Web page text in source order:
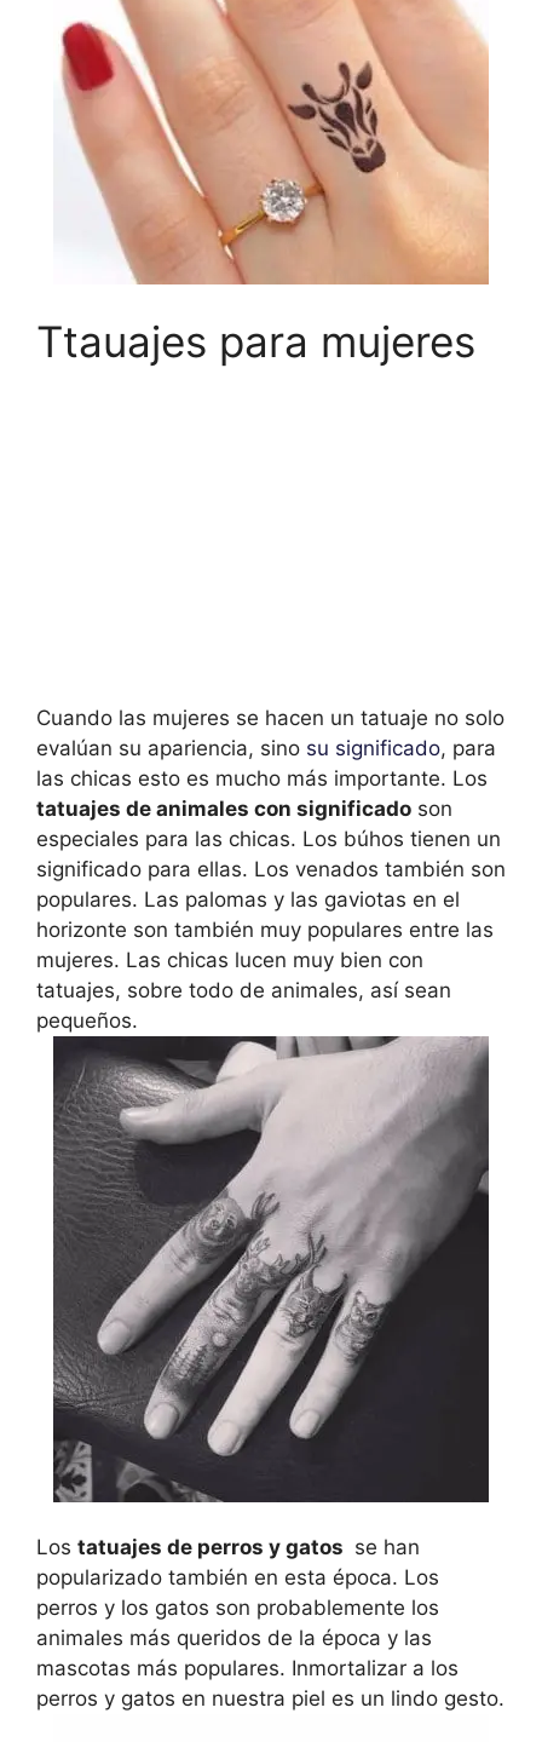
Ttauajes para mujeres
Cuando las mujeres se hacen un tatuaje no solo
evalúan su apariencia, sino su significado, para
las chicas esto es mucho más importante. Los
tatuajes de animales con significado son
especiales para las chicas. Los búhos tienen un
significado para ellas. Los venados también son
populares. Las palomas y las gaviotas en el
horizonte son también muy populares entre las
mujeres. Las chicas lucen muy bien con
tatuajes, sobre todo de animales, así sean
pequeños.
Los tatuajes de perros y gatos se han
popularizado también en esta época. Los
perros y los gatos son probablemente los
animales más queridos de la época y las
mascotas más populares. Inmortalizar a los
perros y gatos en nuestra piel es un lindo gesto.